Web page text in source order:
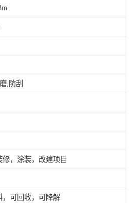
,防刮
修，涂装，改建项目
，可回收，可降解